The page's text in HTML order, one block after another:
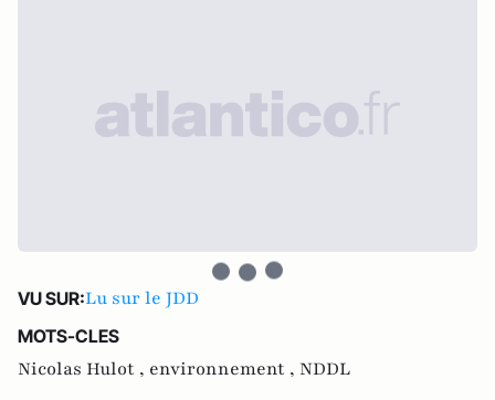
VU SUR:Lu sur le JDD
MOTS-CLES
Nicolas Hulot , environnement , NDDL